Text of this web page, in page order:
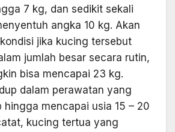
7 kg, dan sedikit sekali
angka 10 kg. Akan
jika kucing tersebut
jumlah besar secara rutin,
bisa mencapai 23 kg.
dalam perawatan yang
hingga mencapai usia 15 – 20
kucing tertua yang